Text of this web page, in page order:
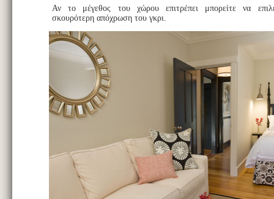
Αν το μέγεθος του χώρου επιτρέπει μπορείτε να
σκουρότερη απόχρωση του γκρι.